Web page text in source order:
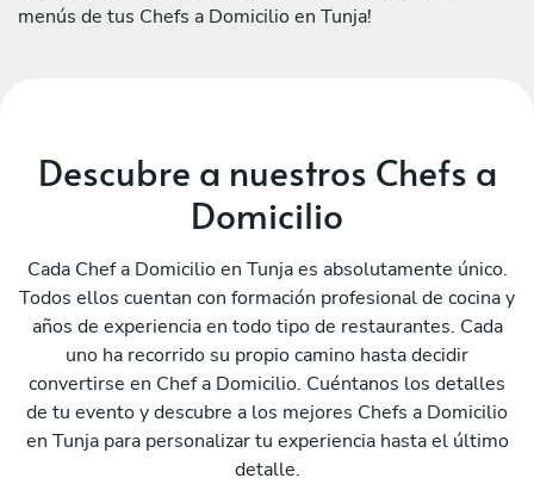
menús de tus Chefs a Domicilio en Tunja!
Descubre a nuestros Chefs a
Domicilio
Cada Chef a Domicilio en Tunja es absolutamente único.
Todos ellos cuentan con formación profesional de cocina y
años de experiencia en todo tipo de restaurantes. Cada
uno ha recorrido su propio camino hasta decidir
convertirse en Chef a Domicilio. Cuéntanos los detalles
de tu evento y descubre a los mejores Chefs a Domicilio
en Tunja para personalizar tu experiencia hasta el último
detalle.